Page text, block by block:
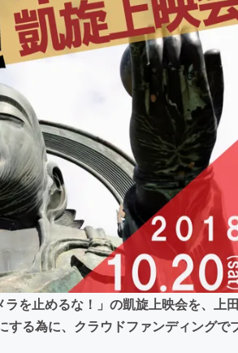
書籍・雑誌出版
ビ
CAMPFIRE for Social Good
CAMPFIREふるさと納税machi-ya
を止めるな！」の凱旋上映会を、上田
する為に、クラウドファンディングで